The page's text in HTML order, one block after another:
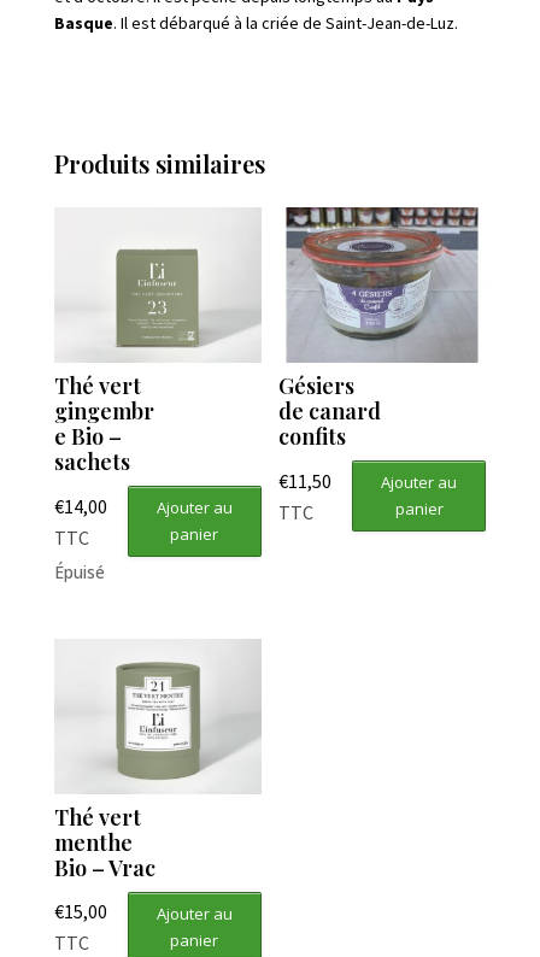
Basque. Il est débarqué à la criée de Saint-Jean-de-Luz.
Produits similaires
Thé vert
gingembr
e Bio –
sachets
€14,00
TTC
Ajouter au
panier
Épuisé
Gésiers
de canard
confits
€11,50
TTC
Ajouter au
panier
Thé vert
menthe
Bio – Vrac
€15,00
TTC
Ajouter au
panier